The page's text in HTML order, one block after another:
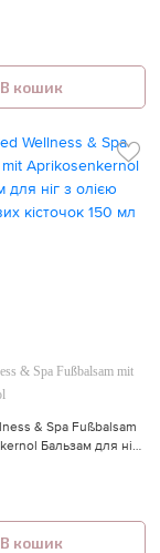
В кошик
& Spa Fußbalsam mit
& Spa Fußbalsam
Бальзам для ніг
В кошик